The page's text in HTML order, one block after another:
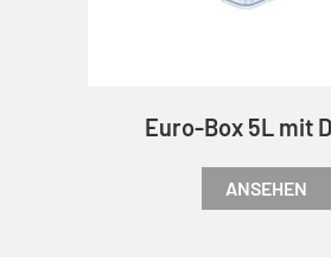
Euro-Box 5L mit
ANSEHEN